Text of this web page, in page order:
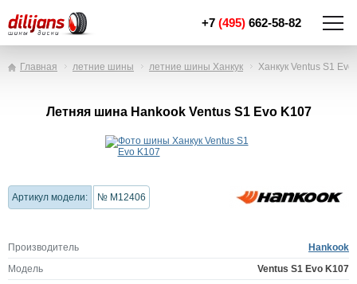
+7 (495) 662-58-82
Главная летние шины летние шины Ханкук Ханкук Ventus S1 Evo
Летняя шина Hankook Ventus S1 Evo K107
Артикул модели: № M12406
Производитель
Hankook
Модель
Ventus S1 Evo K107